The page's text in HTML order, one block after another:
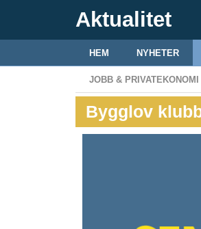
Aktualitet
HEM NYHETER
JOBB & PRIVATEKONOMI
Bygglov